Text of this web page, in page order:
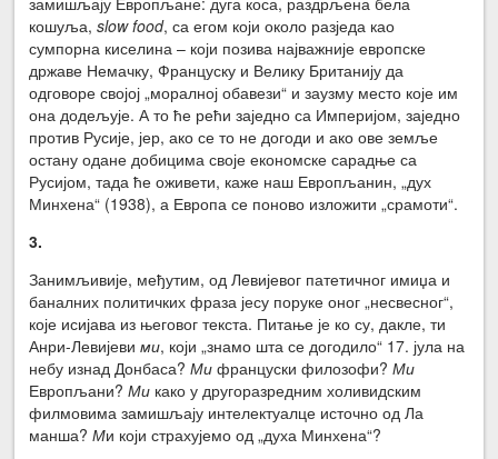
кошуља,slow food, са егом који около разједа као
сумпорна киселина – који позива најважније европске
државе Немачку, Француску и Велику Британију да
одговоре својој „моралној обавези“ и заузму место које им
она додељује. А то ће рећи заједно са Империјом, заједно
против Русије, јер, ако се то не догоди и ако ове земље
остану одане добицима своје економске сарадње са
Русијом, тада ће оживети, каже наш Европљанин, „дух
Минхена“ (1938), а Европа се поново изложити „срамоти“.
3.
Занимљивије, међутим, од Левијевог патетичног имиџа и
баналних политичких фраза јесу поруке оног „несвесног“,
које исијава из његовог текста. Питање је ко су, дакле, ти
Анри-Левијевими, који „знамо шта се догодило“ 17. јула на
небу изнад Донбаса?Ми француски филозофи?Ми
Европљани?Ми како у другоразредним холивидским
филмовима замишљају интелектуалце источно од Ла
манша?Ми који страхујемо од „духа Минхена“?